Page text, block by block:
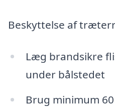
Beskyttelse af
Læg brandsikre
under bålstedet
Brug minimum